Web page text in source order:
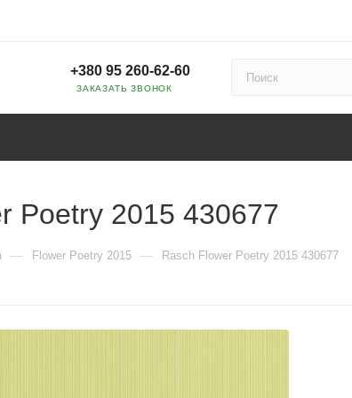
+380 95 260-62-60
ЗАКАЗАТЬ ЗВОНОК
Poetry 2015 430677
— Flower Poetry 2015 — Rasch Flower Poetry 2015 430677